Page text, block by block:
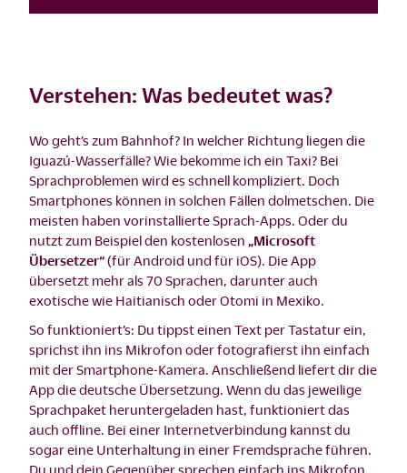
Verstehen: Was bedeutet was?
Wo geht’s zum Bahnhof? In welcher Richtung liegen die
Iguazú-Wasserfälle? Wie bekomme ich ein Taxi? Bei
Sprachproblemen wird es schnell kompliziert. Doch
Smartphones können in solchen Fällen dolmetschen. Die
meisten haben vorinstallierte Sprach-Apps. Oder du
nutzt zum Beispiel den kostenlosen
„Microsoft
Übersetzer“(für Android und für iOS). Die App
übersetzt mehr als 70 Sprachen, darunter auch
exotische wie Haitianisch oder Otomi in Mexiko.
So funktioniert’s: Du tippst einen Text per Tastatur ein,
sprichst ihn ins Mikrofon oder fotografierst ihn einfach
mit der Smartphone-Kamera. Anschließend liefert dir die
App die deutsche Übersetzung. Wenn du das jeweilige
Sprachpaket heruntergeladen hast, funktioniert das
auch offline. Bei einer Internetverbindung kannst du
sogar eine Unterhaltung in einer Fremdsprache führen.
Du und dein Gegenüber sprechen einfach ins Mikrofon,